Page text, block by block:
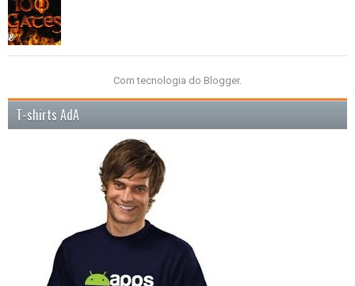
Com tecnologia do Blogger.
T-shirts AdA